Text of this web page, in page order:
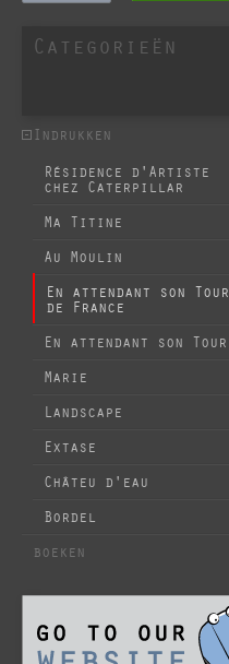
Categorieën
Indrukken
Résidence d'Artiste
chez Caterpillar
Ma Titine
Au Moulin
En attendant son Tour
de France
En attendant son Tour
Marie
Landscape
Extase
Châteu d'eau
Bordel
boeken